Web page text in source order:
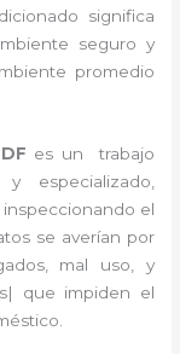
significa
seguro y
promedio
es un
trabajo
especializado,
el
se averían por
mal uso, y
que impiden el